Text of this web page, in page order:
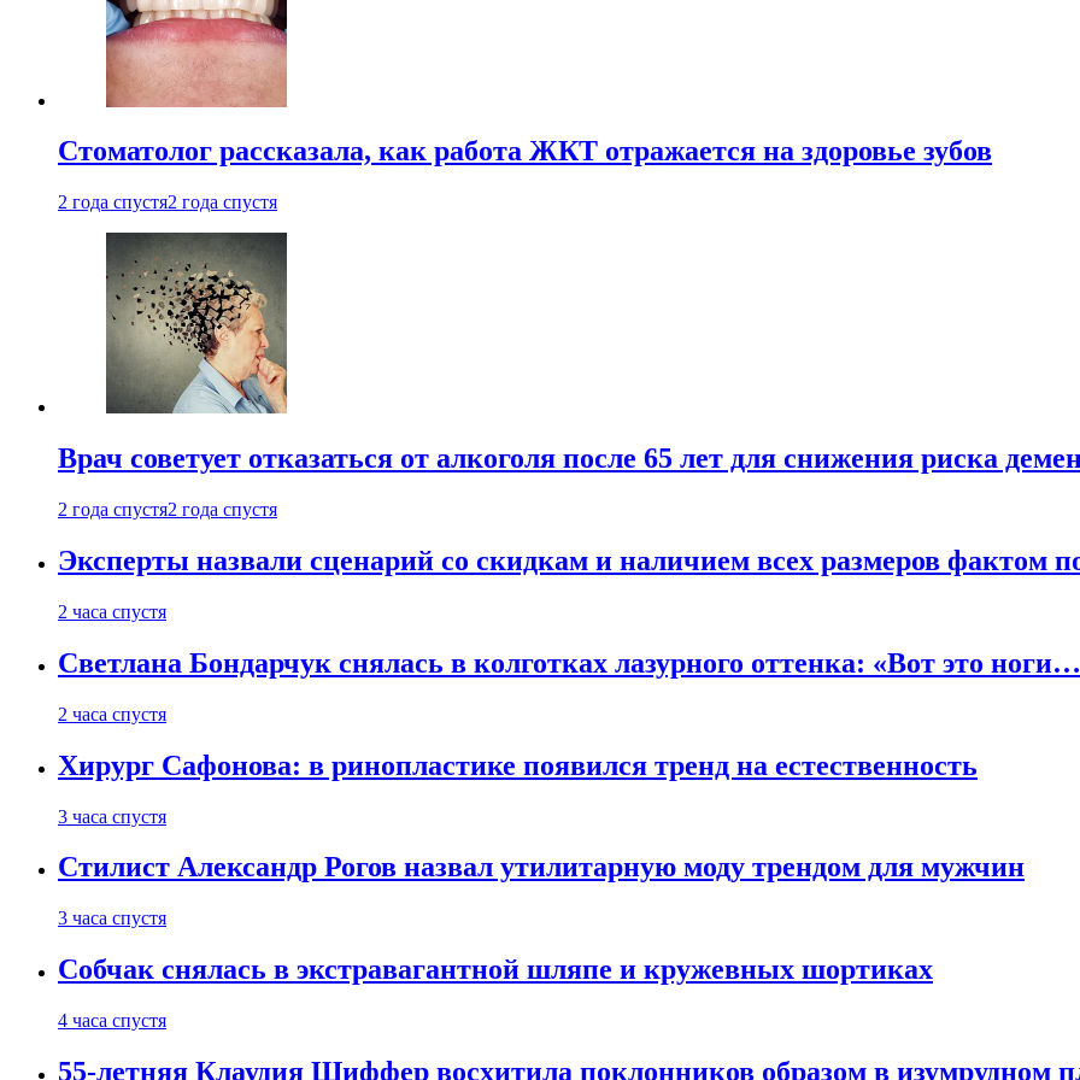
Стоматолог рассказала, как работа ЖКТ отражается на здоровье зубов
2 года спустя2 года спустя
Врач советует отказаться от алкоголя после 65 лет для снижения риска
2 года спустя2 года спустя
Эксперты назвали сценарий со скидкам и наличием всех размеров фактом
2 часа спустя
Светлана Бондарчук снялась в колготках лазурного оттенка: «Вот это
2 часа спустя
Хирург Сафонова: в ринопластике появился тренд на естественность
3 часа спустя
Стилист Александр Рогов назвал утилитарную моду трендом для мужчин
3 часа спустя
Собчак снялась в экстравагантной шляпе и кружевных шортиках
4 часа спустя
55-летняя Клаудия Шиффер восхитила поклонников образом в изумрудном